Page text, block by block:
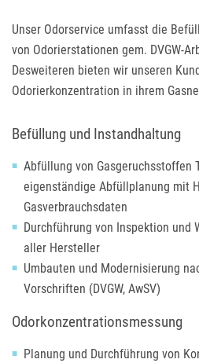
Unser Odorservice umfasst die
von Odorierstationen gem. DVGW-
Desweiteren bieten wir unseren
Odorierkonzentration in ihrem
Befüllung und Instandhaltung
Abfüllung von Gasgeruchsstoffen
eigenständige Abfüllplanung mit
Gasverbrauchsdaten
Durchführung von Inspektion und
aller Hersteller
Umbauten und Modernisierung
Vorschriften (DVGW, AwSV)
Odorkonzentrationsmessung
Planung und Durchführung von